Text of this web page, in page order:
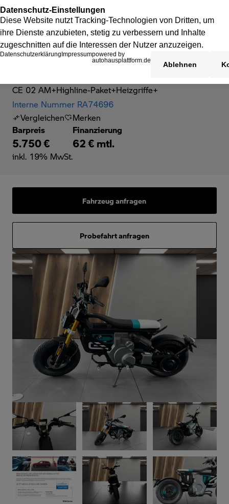
CE 02 AM+Highline-Paket+Heizgriffe+
Interne Nummer RA74696
Vergleichen
Merken
Barpreis
5.750 €
inkl. 19% MwSt.
Finanzierung
62 € mtl.
Fahrzeug anfragen
Probefahrt anfragen